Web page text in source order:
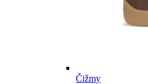
Čižmy